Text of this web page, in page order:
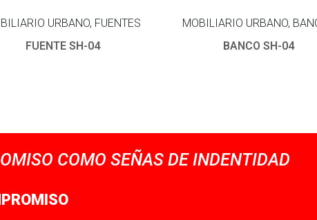
URBANO, FUENTES
FUENTE SH-04
MOBILIARIO URBANO,
BANCO SH-04
COMO SEÑAS DE INDENTIDAD